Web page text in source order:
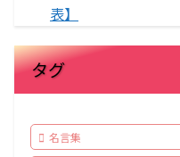
表】
タグ
名言集